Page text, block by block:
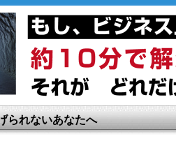
られないあなたへ